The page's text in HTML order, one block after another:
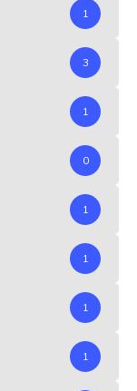
1
3
1
0
1
1
1
1